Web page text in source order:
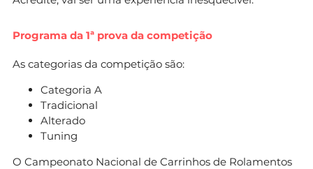
Programa da 1ª prova da competição
As categorias da competição são:
Categoria A
Tradicional
Alterado
Tuning
O Campeonato Nacional de Carrinhos de Rolamentos